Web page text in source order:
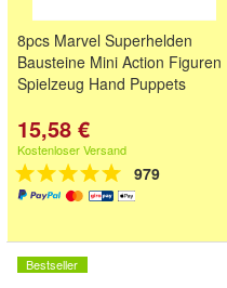
8pcs Marvel Superhelden
Bausteine Mini Action Figuren
Spielzeug Hand Puppets
15,58 €
Kostenloser Versand
979
Bestseller